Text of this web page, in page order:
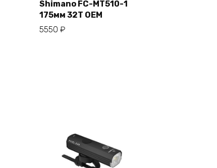
В корзину
Shimano FC-MT510-1
175мм 32T OEM
5550 ₽